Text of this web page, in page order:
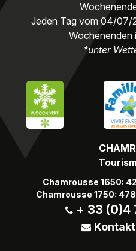
Chamrousse 1650:
Chamrousse 1750:
+ 33 (0)4
Jeden Tag vom 04/
Wochenenden
*unter